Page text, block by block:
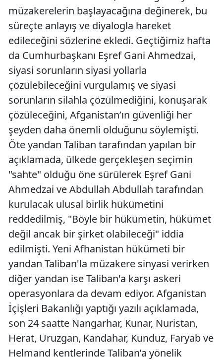
müzakerelerin başlayacağına değinerek, bu
süreçte anlayış ve diyalogla hareket
edileceğini sözlerine ekledi. Geçtiğimiz hafta
da Cumhurbaşkanı Eşref Gani Ahmedzai,
siyasi sorunların siyasi yollarla
çözülebileceğini vurgulamış ve siyasi
sorunların silahla çözülmediğini, konuşarak
çözüleceğini, Afganistan’ın güvenliği her
şeyden daha önemli olduğunu söylemişti.
Öte yandan Taliban tarafından yapılan bir
açıklamada, ülkede gerçekleşen seçimin
"sahte" olduğu öne sürülerek Eşref Gani
Ahmedzai ve Abdullah Abdullah tarafından
kurulacak ulusal birlik hükümetini
reddedilmiş, "Böyle bir hükümetin, hükümet
değil ancak bir şirket olabileceği" iddia
edilmişti. Yeni Afhanistan hükümeti bir
yandan Taliban'la müzakere sinyasi verirken
diğer yandan ise Taliban'a karşı askeri
operasyonlara da devam ediyor. Afganistan
İçişleri Bakanlığı yaptığı yazılı açıklamada,
son 24 saatte Nangarhar, Kunar, Nuristan,
Herat, Uruzgan, Kandahar, Kunduz, Faryab ve
Helmand kentlerinde Taliban’a yönelik